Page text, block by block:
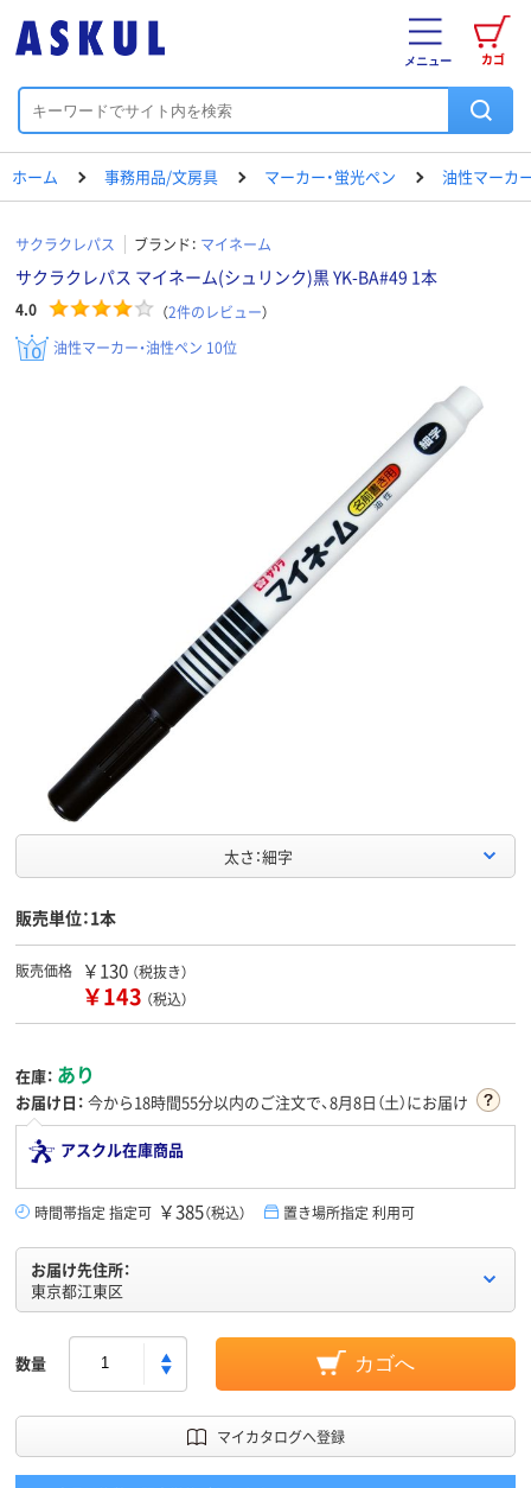
カゴ
メニュー
ホーム 事務用品/文房具 マーカー・蛍光ペン 油性マーカ
サクラクレパス ブランド： マイネーム
サクラクレパス マイネーム(シュリンク)黒 YK-BA#49 1本
4.0 （2件のレビュー）
油性マーカー・油性ペン 10位
太さ：細字
販売単位：1本
販売価格 ￥130 （税抜き）
￥143 （税込）
在庫： あり
お届け日： 今から18時間55分以内のご注文で、8月8日（土）にお届け
アスクル在庫商品
時間帯指定 指定可 ￥385（税込） 置き場所指定 利用可
お届け先住所：
東京都江東区
数量 カゴへ
マイカタログへ登録